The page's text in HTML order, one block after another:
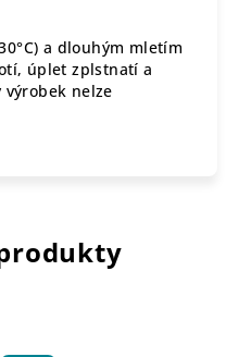
a dlouhým mletím
úplet zplstnatí a
výrobek nelze